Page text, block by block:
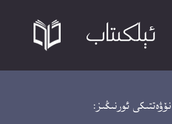
نۆۋەتتىكى ئورنىڭىز: